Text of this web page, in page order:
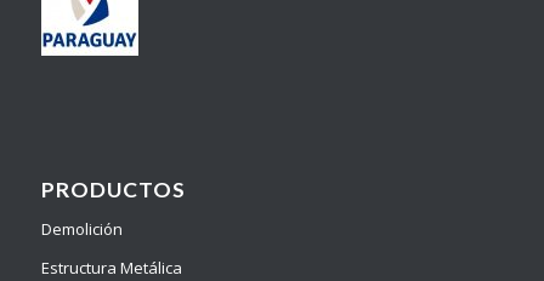
PRODUCTOS
Demolición
Estructura Metálica